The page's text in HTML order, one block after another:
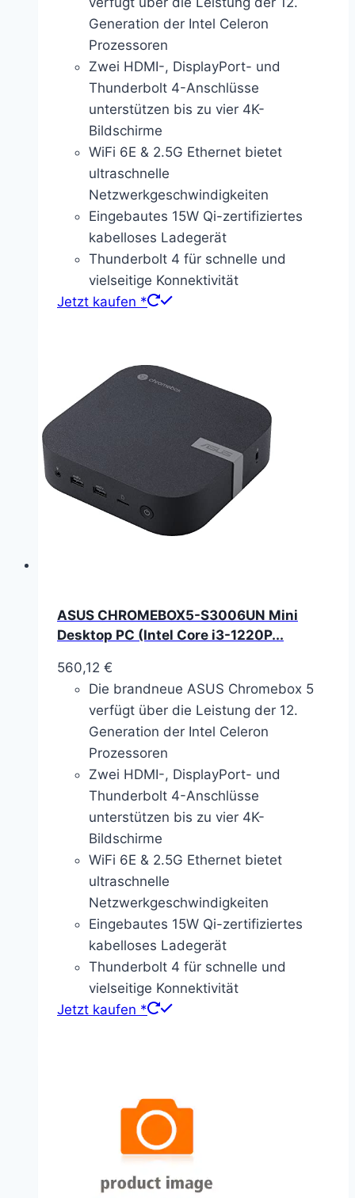
Generation der Intel Celeron
Prozessoren
Zwei HDMI-, DisplayPort- und
Thunderbolt 4-Anschlüsse
unterstützen bis zu vier 4K-
Bildschirme
WiFi 6E & 2.5G Ethernet bietet
ultraschnelle
Netzwerkgeschwindigkeiten
Eingebautes 15W Qi-zertifiziertes
kabelloses Ladegerät
Thunderbolt 4 für schnelle und
vielseitige Konnektivität
Jetzt kaufen *
ASUS CHROMEBOX5-S3006UN Mini
Desktop PC (Intel Core i3-1220P...
560,12 €
Die brandneue ASUS Chromebox 5
verfügt über die Leistung der 12.
Generation der Intel Celeron
Prozessoren
Zwei HDMI-, DisplayPort- und
Thunderbolt 4-Anschlüsse
unterstützen bis zu vier 4K-
Bildschirme
WiFi 6E & 2.5G Ethernet bietet
ultraschnelle
Netzwerkgeschwindigkeiten
Eingebautes 15W Qi-zertifiziertes
kabelloses Ladegerät
Thunderbolt 4 für schnelle und
vielseitige Konnektivität
Jetzt kaufen *